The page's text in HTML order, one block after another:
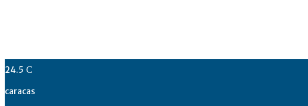
24.5 C
caracas